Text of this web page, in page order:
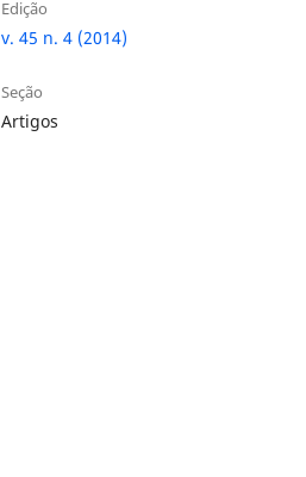
Edição
v. 45 n. 4 (2014)
Seção
Artigos